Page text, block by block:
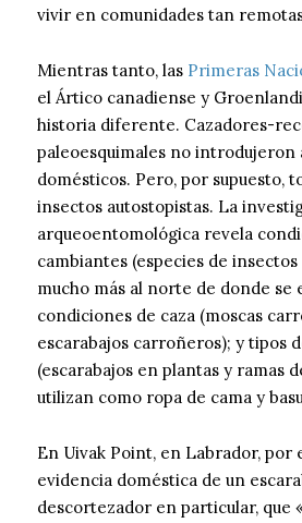
vivir en comunidades tan
Mientras tanto, las Primeras
el Ártico canadiense y
historia diferente. Cazadores-
paleoesquimales no introdujeron
domésticos. Pero, por supuesto,
insectos autostopistas. La
arqueoentomológica revela
cambiantes (especies de
mucho más al norte de donde se
condiciones de caza (moscas
escarabajos carroñeros); y tipos
(escarabajos en plantas y ramas
utilizan como ropa de cama y
En Uivak Point, en Labrador, por
evidencia doméstica de un
descortezador en particular, que